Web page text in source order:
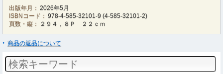
出版年月： 2026年5月
ISBNコード： 978-4-585-32101-9 (4-585-32101-2)
頁数・縦：
２９４，８Ｐ ２２ｃｍ
商品の返品について